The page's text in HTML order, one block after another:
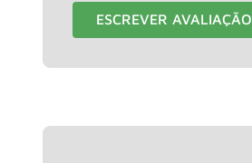
ESCREVER AVALIAÇÃO